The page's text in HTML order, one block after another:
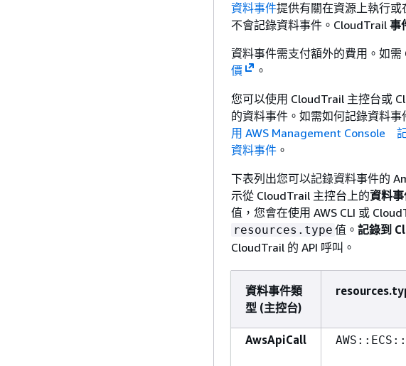
資料事件提供有關在資源上執行
不會記錄資料事件。CloudTrail 事
資料事件需支付額外的費用。如
價
。
您可以使用 CloudTrail 主控台或
的資料事件。如需如何記錄資料
用 AWS Management Console
資料事件 。
下表列出您可以記錄資料事件的
示從 CloudTrail 主控台上的資料
值，您會在使用 AWS CLI 或
resources.type 值。 記錄到
CloudTrail 的 API 呼叫。
資料事件類
型 (主控台)
AwsApiCall